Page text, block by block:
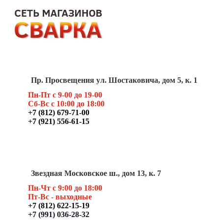
Пр. Просвещения ул. Шостаковича, дом 5, к. 1
Пн-Пт с 9-00 до 19-00
Сб-Вс с 10:00 до 18:00
+7 (812) 679-71-00
+7 (921) 556-61-15
Звездная Московское ш., дом 13, к. 7
Пн-Чт с 9:00 до 18:00
Пт-Вс - выходные
+7 (812) 622-15-19
+7 (991) 036-28-32